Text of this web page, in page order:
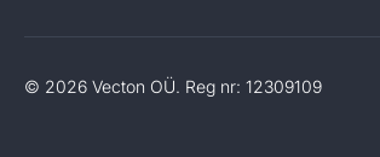
© 2026 Vecton OÜ. Reg nr: 12309109